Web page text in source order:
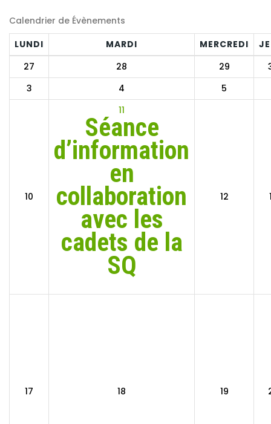
Calendrier de Évènements
LUNDI
MARDI MERCREDI
27
28 29
3
4 5
10
11
Séance
d’information
en
collaboration
avec les
cadets de la
SQ
12
17 18 19